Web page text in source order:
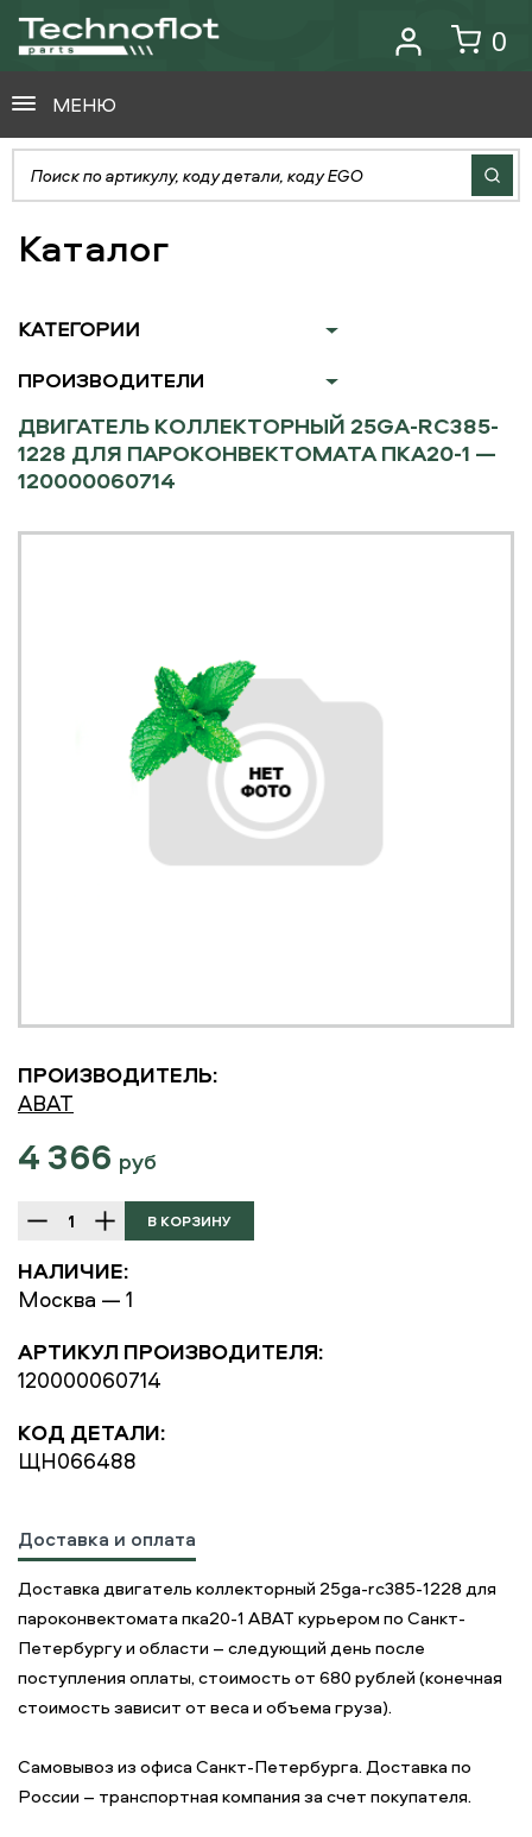
0
МЕНЮ
Каталог
КАТЕГОРИИ
ПРОИЗВОДИТЕЛИ
ДВИГАТЕЛЬ КОЛЛЕКТОРНЫЙ 25GA-RC385-
1228 ДЛЯ ПАРОКОНВЕКТОМАТА ПКА20-1 —
120000060714
ПРОИЗВОДИТЕЛЬ:
ABAT
4 366 руб
НАЛИЧИЕ:
Москва — 1
АРТИКУЛ ПРОИЗВОДИТЕЛЯ:
120000060714
КОД ДЕТАЛИ:
ЩН066488
Доставка и оплата
Доставка двигатель коллекторный 25ga-rc385-1228 для
пароконвектомата пка20-1 ABAT курьером по Санкт-
Петербургу и области – следующий день после
поступления оплаты, стоимость от 680 рублей (конечная
стоимость зависит от веса и объема груза).
Самовывоз из офиса Санкт-Петербурга. Доставка по
России – транспортная компания за счет покупателя.